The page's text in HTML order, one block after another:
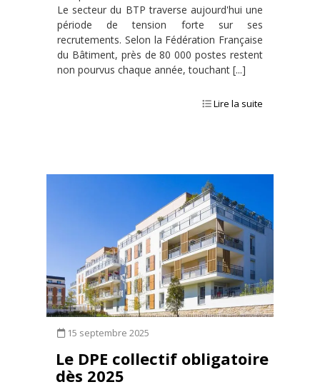
Le secteur du BTP traverse aujourd'hui une
période de tension forte sur ses
recrutements. Selon la Fédération Française
du Bâtiment, près de 80 000 postes restent
non pourvus chaque année, touchant [...]
Lire la suite
15 septembre 2025
Le DPE collectif obligatoire
dès 2025